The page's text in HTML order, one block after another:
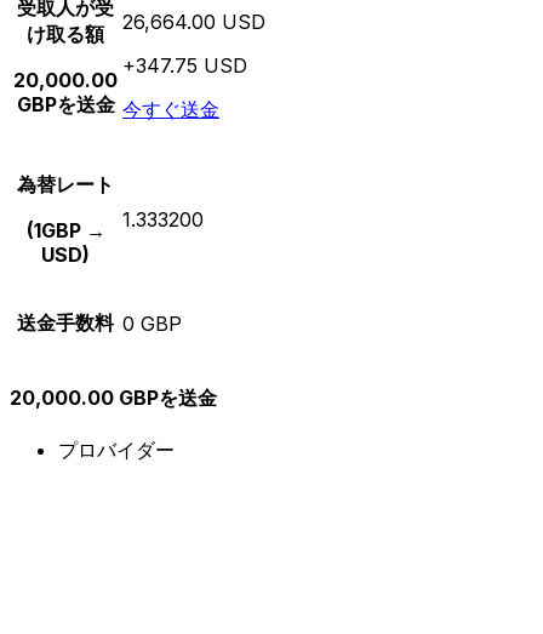
受取人が受
け取る額
20,000.00
GBPを送金
26,664.00 USD
+347.75 USD
今すぐ送金
為替レート
(1GBP →
USD)
1.333200
送金手数料 0 GBP
20,000.00 GBPを送金
プロバイダー